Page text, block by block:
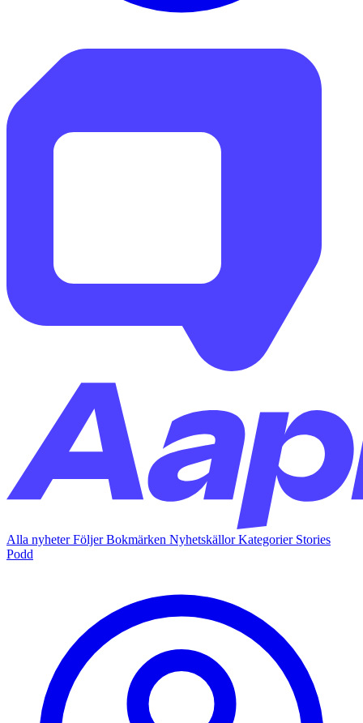
Alla nyheterFöljerBokmärken NyhetskällorKategorier Stories
Podd